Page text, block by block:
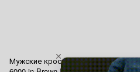
Мужские кроссовки Nike P-